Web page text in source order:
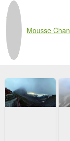
Mousse Chan